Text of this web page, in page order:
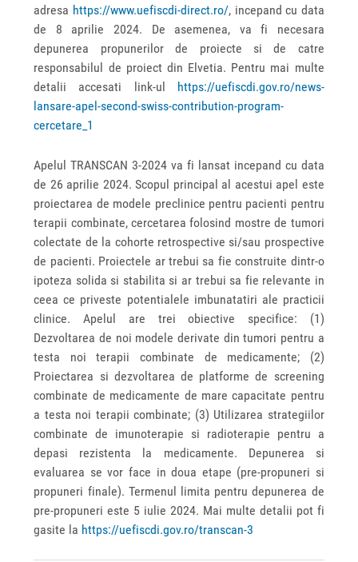
adresa https://www.uefiscdi-direct.ro/, incepand cu data
de 8 aprilie 2024. De asemenea, va fi necesara
depunerea propunerilor de proiecte si de catre
responsabilul de proiect din Elvetia. Pentru mai multe
detalii accesati link-ul https://uefiscdi.gov.ro/news-
lansare-apel-second-swiss-contribution-program-
cercetare_1
Apelul TRANSCAN 3-2024 va fi lansat incepand cu data
de 26 aprilie 2024. Scopul principal al acestui apel este
proiectarea de modele preclinice pentru pacienti pentru
terapii combinate, cercetarea folosind mostre de tumori
colectate de la cohorte retrospective si/sau prospective
de pacienti. Proiectele ar trebui sa fie construite dintr-o
ipoteza solida si stabilita si ar trebui sa fie relevante in
ceea ce priveste potentialele imbunatatiri ale practicii
clinice. Apelul are trei obiective specifice: (1)
Dezvoltarea de noi modele derivate din tumori pentru a
testa noi terapii combinate de medicamente; (2)
Proiectarea si dezvoltarea de platforme de screening
combinate de medicamente de mare capacitate pentru
a testa noi terapii combinate; (3) Utilizarea strategiilor
combinate de imunoterapie si radioterapie pentru a
depasi rezistenta la medicamente. Depunerea si
evaluarea se vor face in doua etape (pre-propuneri si
propuneri finale). Termenul limita pentru depunerea de
pre-propuneri este 5 iulie 2024. Mai multe detalii pot fi
gasite la https://uefiscdi.gov.ro/transcan-3